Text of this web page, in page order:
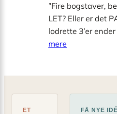
”Fire bogstaver,
LET? Eller er det
lodrette 3’er
mere:
nemt
svar
ET
FÅ NYE